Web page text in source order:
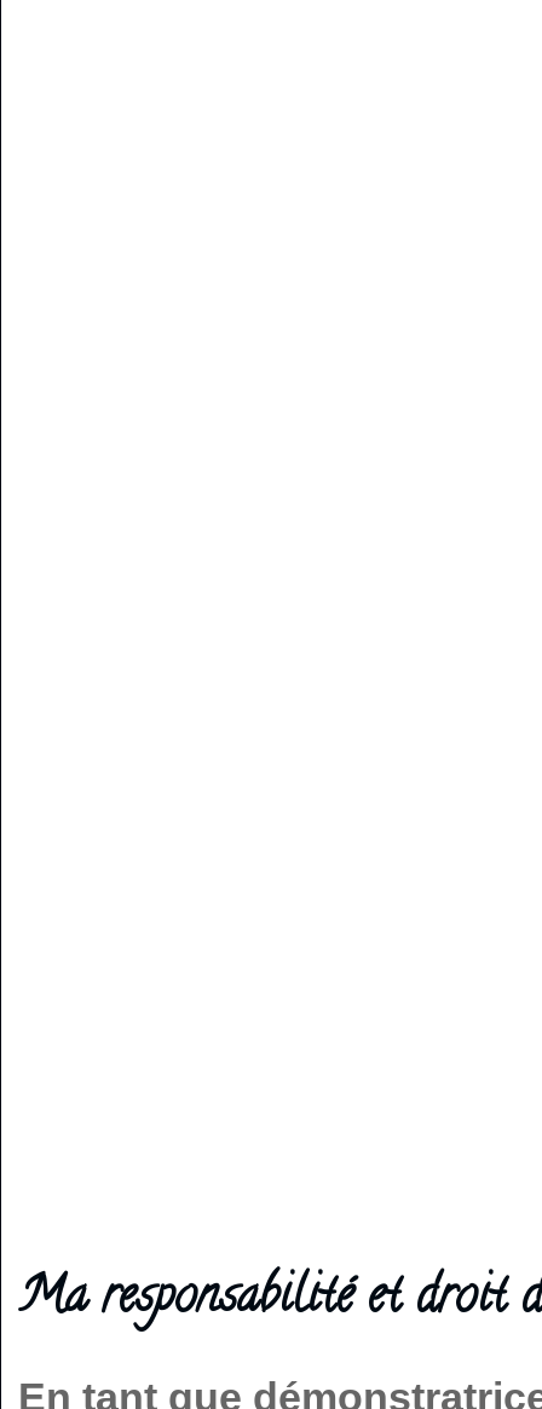
Ma responsabilité et droit
En tant que